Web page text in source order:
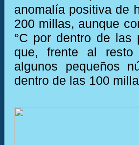
anomalía positiva de
200 millas, aunque
°C por dentro de las
que, frente al
algunos pequeños
dentro de las 100